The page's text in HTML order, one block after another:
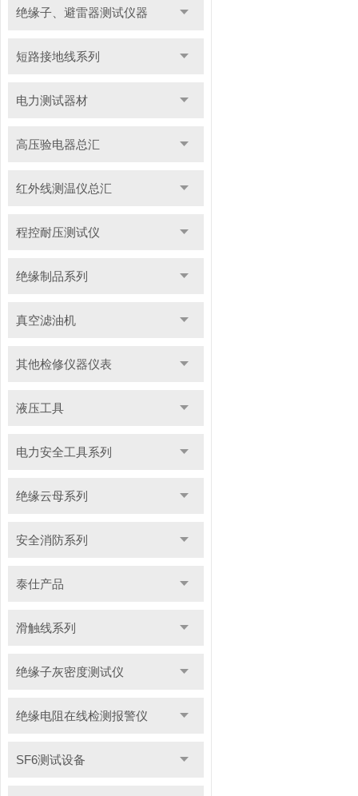
绝缘子、避雷器测试仪器
短路接地线系列
电力测试器材
高压验电器总汇
红外线测温仪总汇
程控耐压测试仪
绝缘制品系列
真空滤油机
其他检修仪器仪表
液压工具
电力安全工具系列
绝缘云母系列
安全消防系列
泰仕产品
滑触线系列
绝缘子灰密度测试仪
绝缘电阻在线检测报警仪
SF6测试设备